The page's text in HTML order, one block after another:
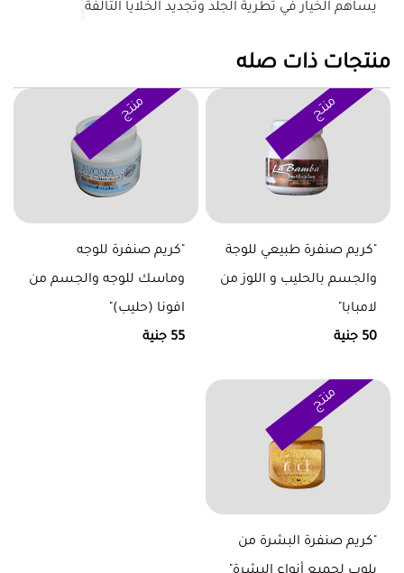
يساهم الخيار في تطرية الجلد وتجديد الخلايا التالفة
منتجات ذات صله
منتج
"كريم صنفرة طبيعي للوجة
والجسم بالحليب و اللوز من
لامبابا"
50 جنية
منتج
"كريم صنفرة للوجه
وماسك للوجه والجسم من
افونا (حليب)"
55 جنية
منتج
"كريم صنفرة البشرة من